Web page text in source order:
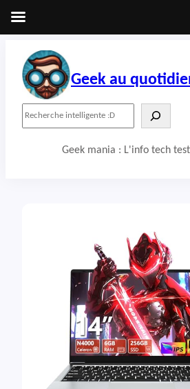
contenu
Geek au
Geek mania : L'info tech